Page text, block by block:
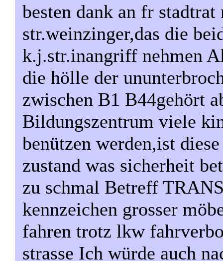
besten dank an fr
str.weinzinger,das die
k.j.str.inangriff nehmen
die hölle der
zwischen B1 B44gehört
Bildungszentrum viele
benützen werden,ist
zustand was sicherheit
zu schmal Betreff
kennzeichen grosser
fahren trotz lkw
strasse Ich würde auch